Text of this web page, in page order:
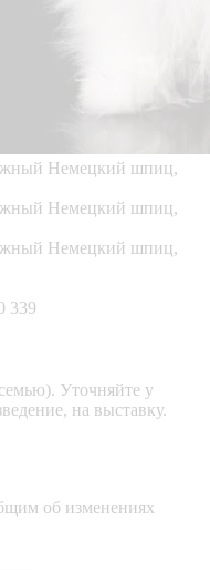
339
Уточняйте у
на выставку.
об изменениях